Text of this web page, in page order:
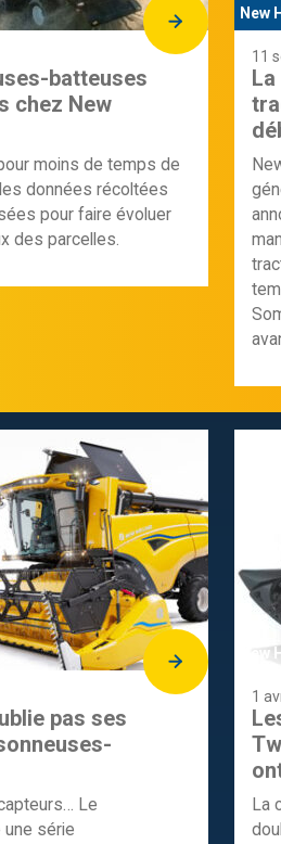
batteuses
chez New
moins de temps de
données récoltées
pour faire évoluer
des parcelles.
New
11
pas ses
Le
une série
New
1
La